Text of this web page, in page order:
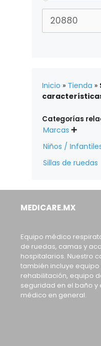
Inicio » Tienda »
Categorías
Marcas 
Niños /
Sillas de ruedas
MEDICARE.MX
Equipo médico
de ruedas, camas y
hospitalarios. Nuestro
también incluye equipo
rehabilitación, equipo
seguridad en el baño y
médico en general.